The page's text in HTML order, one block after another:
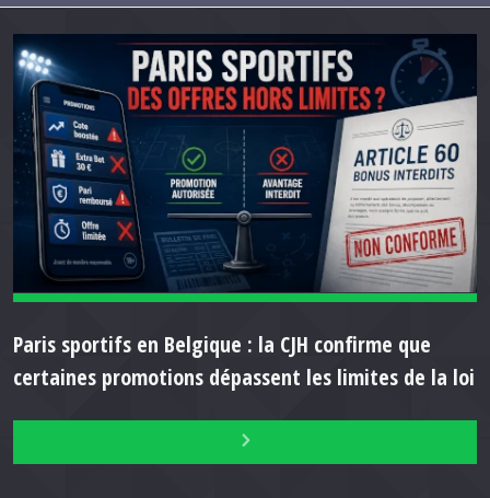
Paris sportifs en Belgique : la CJH confirme que
certaines promotions dépassent les limites de la loi